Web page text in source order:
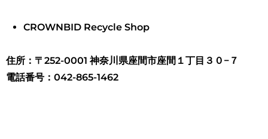
CROWNBID Recycle Shop
住所：〒252-0001 神奈川県座間市座間１丁目３０−７
電話番号：042-865-1462